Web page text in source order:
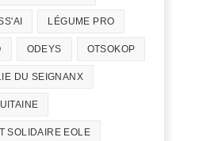
LÉGUME PRO
ODEYS OTSOKOP
DU SEIGNANX
SOLIDAIRE EOLE